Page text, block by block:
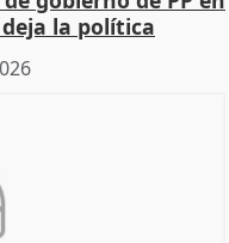
la política